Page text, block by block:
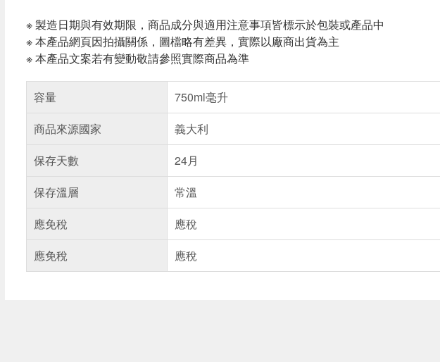
※ 製造日期與有效期限，商品成分與適用注意事項皆標示於包裝或產品中
※ 本產品網頁因拍攝關係，圖檔略有差異，實際以廠商出貨為主
※ 本產品文案若有變動敬請參照實際商品為準
容量
750ml毫升
商品來源國家
義大利
保存天數
24月
保存溫層
常溫
應免稅
應稅
應免稅
應稅